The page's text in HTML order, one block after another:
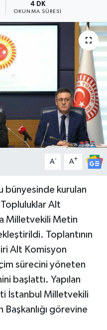
4 DK
OKUNMA SÜRESI
A- A+
bünyesinde kurulan
Topluluklar Alt
Milletvekili Metin
Toplantının
Alt Komisyon
sürecini yöneten
başlattı. Yapılan
İstanbul Milletvekili
görevine